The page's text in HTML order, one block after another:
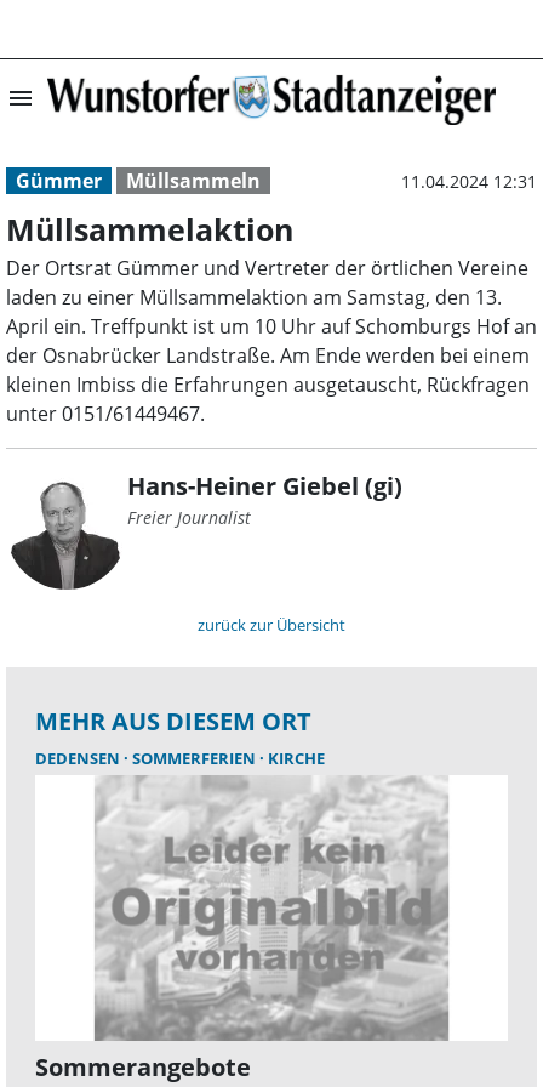
menu
Gümmer Müllsammeln 11.04.2024 12:31
Müllsammelaktion
Der Ortsrat Gümmer und Vertreter der örtlichen Vereine
laden zu einer Müllsammelaktion am Samstag, den 13.
April ein. Treffpunkt ist um 10 Uhr auf Schomburgs Hof an
der Osnabrücker Landstraße. Am Ende werden bei einem
kleinen Imbiss die Erfahrungen ausgetauscht, Rückfragen
unter 0151/61449467.
Hans-Heiner Giebel (gi)
Freier Journalist
zurück zur Übersicht
MEHR AUS DIESEM ORT
DEDENSEN SOMMERFERIEN KIRCHE
Sommerangebote